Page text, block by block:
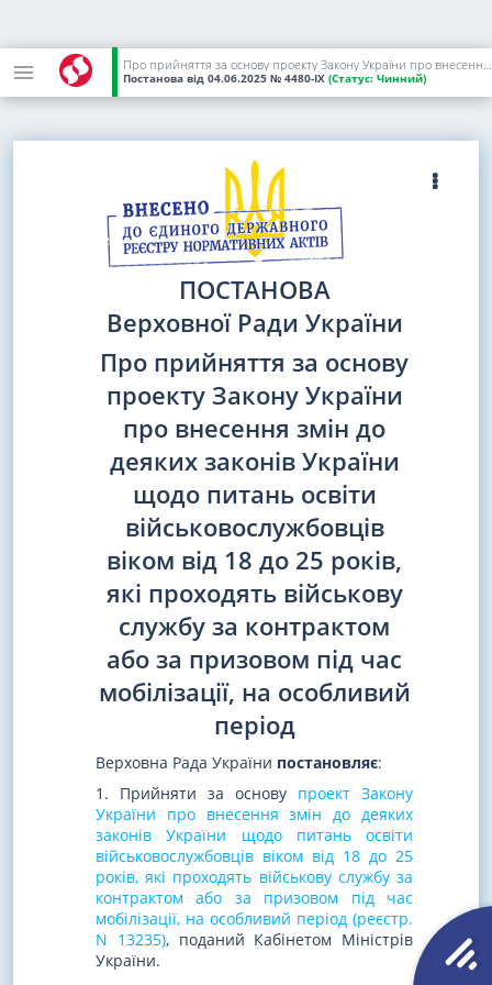
Про прийняття за основу проекту Закону України про внесення змін до деяких законів України щодо питань освіти військовослужбовців віком від 18 до 25 років, які проходять військову службу за контрактом або за призовом під час мобілізації, на особливий період
Постанова від 04.06.2025 № 4480-IX (Статус: Чинний)
ПОСТАНОВА
Верховної Ради України
Про прийняття за основу
проекту Закону України
про внесення змін до
деяких законів України
щодо питань освіти
військовослужбовців
віком від 18 до 25 років,
які проходять військову
службу за контрактом
або за призовом під час
мобілізації, на особливий
період
Верховна Рада України постановляє:
1. Прийняти за основу проект Закону
України про внесення змін до деяких
законів України щодо питань освіти
військовослужбовців віком від 18 до 25
років, які проходять військову службу за
контрактом або за призовом під час
мобілізації, на особливий період (реєстр.
N 13235), поданий Кабінетом Міністрів
України.